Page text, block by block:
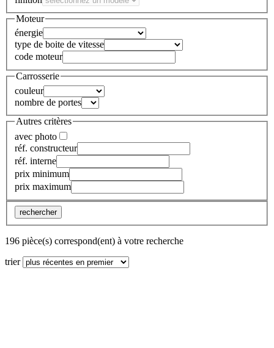
Moteur
énergie
type de boite de vitesse
code moteur
Carrosserie
couleur
nombre de portes
Autres critères
avec photo
réf. constructeur
réf. interne
prix minimum
prix maximum
rechercher
196 pièce(s) correspond(ent) à votre recherche
trier